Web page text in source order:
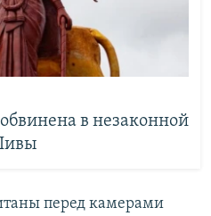
в незаконной
перед камерами